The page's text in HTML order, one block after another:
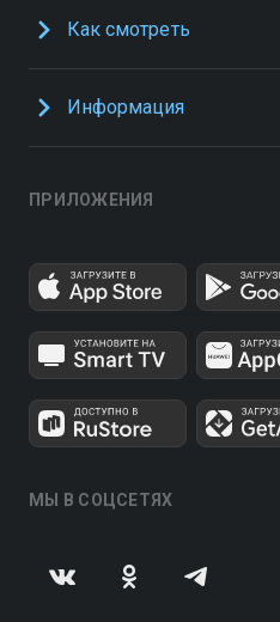
Как смотреть
Информация
ПРИЛОЖЕНИЯ
МЫ В СОЦСЕТЯХ